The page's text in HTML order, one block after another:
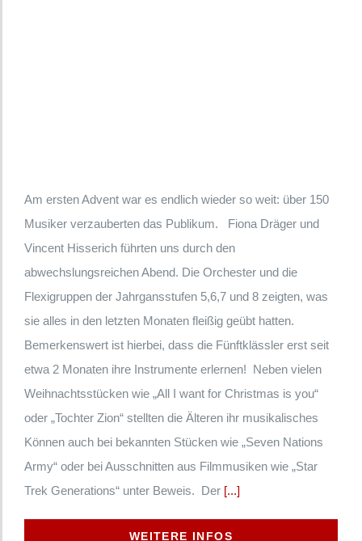
Am ersten Advent war es endlich wieder so weit: über 150
Musiker verzauberten das Publikum. Fiona Dräger und
Vincent Hisserich führten uns durch den
abwechslungsreichen Abend. Die Orchester und die
Flexigruppen der Jahrgansstufen 5,6,7 und 8 zeigten, was
sie alles in den letzten Monaten fleißig geübt hatten.
Bemerkenswert ist hierbei, dass die Fünftklässler erst seit
etwa 2 Monaten ihre Instrumente erlernen! Neben vielen
Weihnachtsstücken wie „All I want for Christmas is you“
oder „Tochter Zion“ stellten die Älteren ihr musikalisches
Können auch bei bekannten Stücken wie „Seven Nations
Army“ oder bei Ausschnitten aus Filmmusiken wie „Star
Trek Generations“ unter Beweis. Der [...]
WEITERE INFOS